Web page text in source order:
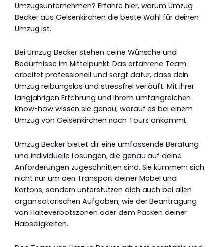
Umzugsunternehmen? Erfahre hier, warum Umzug
Becker aus Gelsenkirchen die beste Wahl für deinen
Umzug ist.
Bei Umzug Becker stehen deine Wünsche und
Bedürfnisse im Mittelpunkt. Das erfahrene Team
arbeitet professionell und sorgt dafür, dass dein
Umzug reibungslos und stressfrei verläuft. Mit ihrer
langjährigen Erfahrung und ihrem umfangreichen
Know-how wissen sie genau, worauf es bei einem
Umzug von Gelsenkirchen nach Tours ankommt.
Umzug Becker bietet dir eine umfassende Beratung
und individuelle Lösungen, die genau auf deine
Anforderungen zugeschnitten sind. Sie kümmern sich
nicht nur um den Transport deiner Möbel und
Kartons, sondern unterstützen dich auch bei allen
organisatorischen Aufgaben, wie der Beantragung
von Halteverbotszonen oder dem Packen deiner
Habseligkeiten.